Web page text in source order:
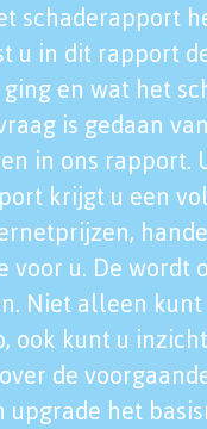
schaderapport
u in dit rapport
en wat het
is gedaan
in ons rapport.
krijgt u een
voor u. De
Niet alleen
ook kunt u
de
upgrade het